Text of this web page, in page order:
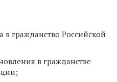
в гражданство Российской
в гражданстве